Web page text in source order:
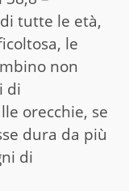
tutte le età,
le
non
di
orecchie, se
dura da più
di